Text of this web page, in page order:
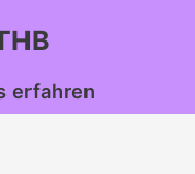
erfahren